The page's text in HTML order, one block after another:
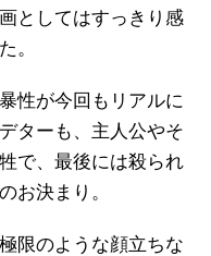
としてはすっきり感
。
性が今回もリアルに
ターも、主人公やそ
で、最後には殺られ
お決まり。
限のような顔立ちな